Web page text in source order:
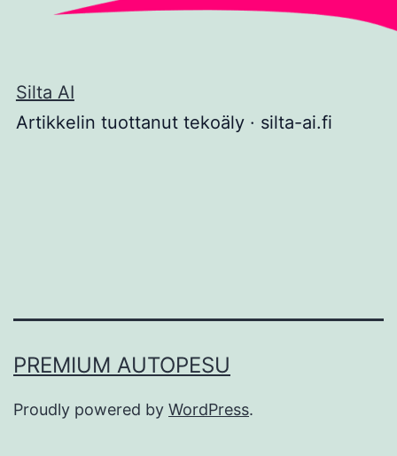
Silta AI
Artikkelin tuottanut tekoäly · silta-ai.fi
PREMIUM AUTOPESU
Proudly powered by WordPress.